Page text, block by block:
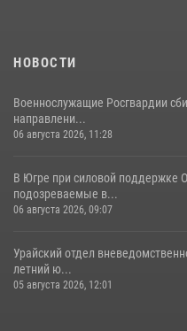
НОВОСТИ
Военнослужащие Росгвардии
направлени...
06 августа 2026, 11:28
В Югре при силовой
подозреваемые в...
06 августа 2026, 09:07
Урайский отдел
летний ю...
05 августа 2026, 12:01